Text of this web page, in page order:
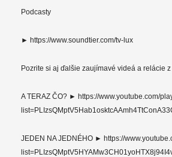
Podcasty
► https://www.soundtier.com/tv-lux
Pozrite si aj ďalšie zaujímavé videá a relácie z
A TERAZ ČO? ► https://www.youtube.com/
JEDEN NA JEDNÉHO ► https://